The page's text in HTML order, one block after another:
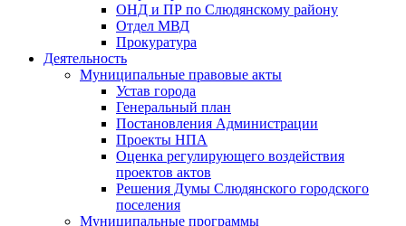
ОНД и ПР по Слюдянскому району
Отдел МВД
Прокуратура
Деятельность
Муниципальные правовые акты
Устав города
Генеральный план
Постановления Администрации
Проекты НПА
Оценка регулирующего воздействия
проектов актов
Решения Думы Слюдянского городского
поселения
Муниципальные программы